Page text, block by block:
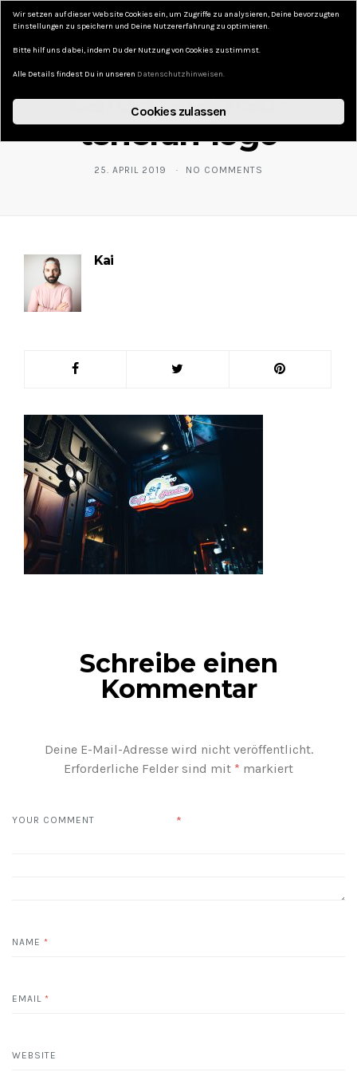
DAS KURZE LEBEN
cafe-paradiso-
teheran-logo
25. APRIL 2019 NO COMMENTS
Kai
Schreibe einen
Kommentar
Deine E-Mail-Adresse wird nicht veröffentlicht.
Erforderliche Felder sind mit * markiert
YOUR COMMENT *
NAME *
EMAIL *
WEBSITE
Wir setzen auf dieser Website Cookies ein, um Zugriffe zu analysieren, Deine bevorzugten
Einstellungen zu speichern und Deine Nutzererfahrung zu optimieren.
Bitte hilf uns dabei, indem Du der Nutzung von Cookies zustimmst.
Alle Details findest Du in unseren Datenschutzhinweisen.
Cookies zulassen